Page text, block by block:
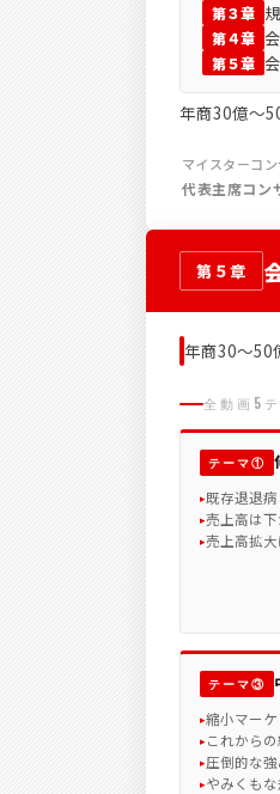
第３章
第４章
第５章
年商30億～
マイスターコ
代表主席コ
第５章
年商30〜50
全動画5
テーマ①
既存退退病
売上高は
売上高拡
テーマ③
縮小マー
これから
圧倒的な
やみくも